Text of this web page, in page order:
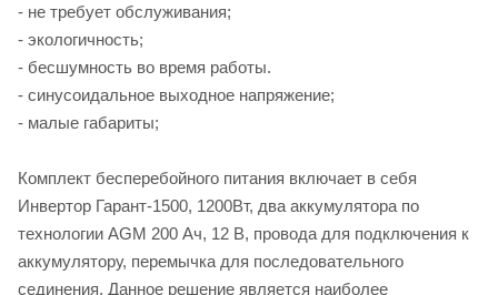
- не требует обслуживания;
- экологичность;
- бесшумность во время работы.
- синусоидальное выходное напряжение;
- малые габариты;
Комплект бесперебойного питания включает в себя
Инвертор Гарант-1500, 1200Вт, два аккумулятора по
технологии AGM 200 Ач, 12 В, провода для подключения к
аккумулятору, перемычка для последовательного
сединения. Данное решение является наиболее